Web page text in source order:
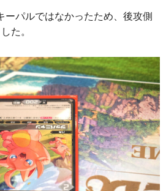
ーパルではなかったため、後攻側
た。